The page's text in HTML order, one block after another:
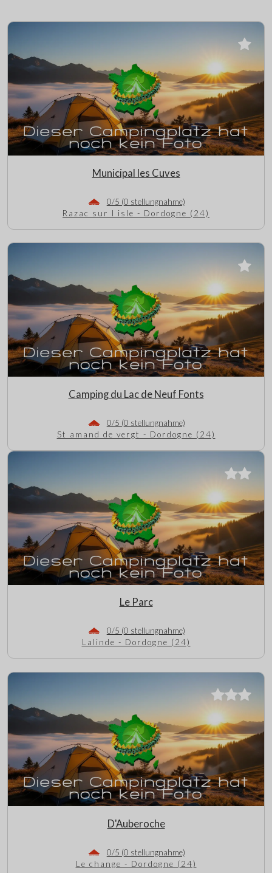
Municipal les Cuves
0/5 (0 stellungnahme)
Razac sur l isle - Dordogne (24)
Camping du Lac de Neuf Fonts
0/5 (0 stellungnahme)
St amand de vergt - Dordogne (24)
Le Parc
0/5 (0 stellungnahme)
Lalinde - Dordogne (24)
D'Auberoche
0/5 (0 stellungnahme)
Le change - Dordogne (24)